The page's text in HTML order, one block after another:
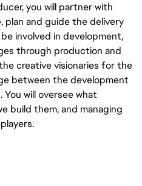
you will partner with
plan and guide the delivery
involved in development,
through production and
creative visionaries for the
between the development
will oversee what
build them, and managing